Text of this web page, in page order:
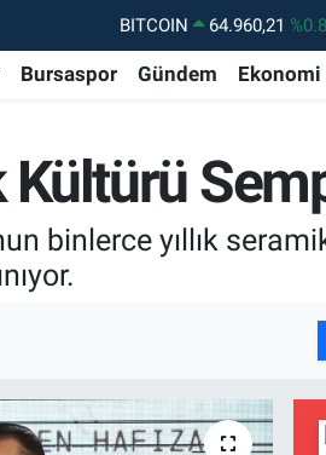
DOLAR 47,7436
EURO
55,2510 %0.32
GRAM ALTIN
6648.99
BİST100
13.779 %-
BITCOIN
64.960,21
Bursaspor Gündem Ekonomi
binlerce yıllık